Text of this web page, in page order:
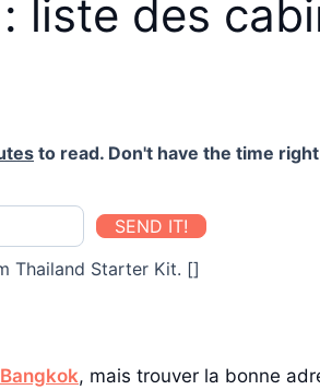
liste des
to read. Don't have the time
SEND IT!
Thailand Starter Kit. []
, mais trouver la bonne